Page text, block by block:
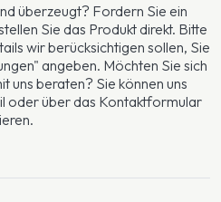
überzeugt? Fordern Sie ein
Sie das Produkt direkt. Bitte
wir berücksichtigen sollen, Sie
angeben. Möchten Sie sich
uns beraten? Sie können uns
oder über das Kontaktformular